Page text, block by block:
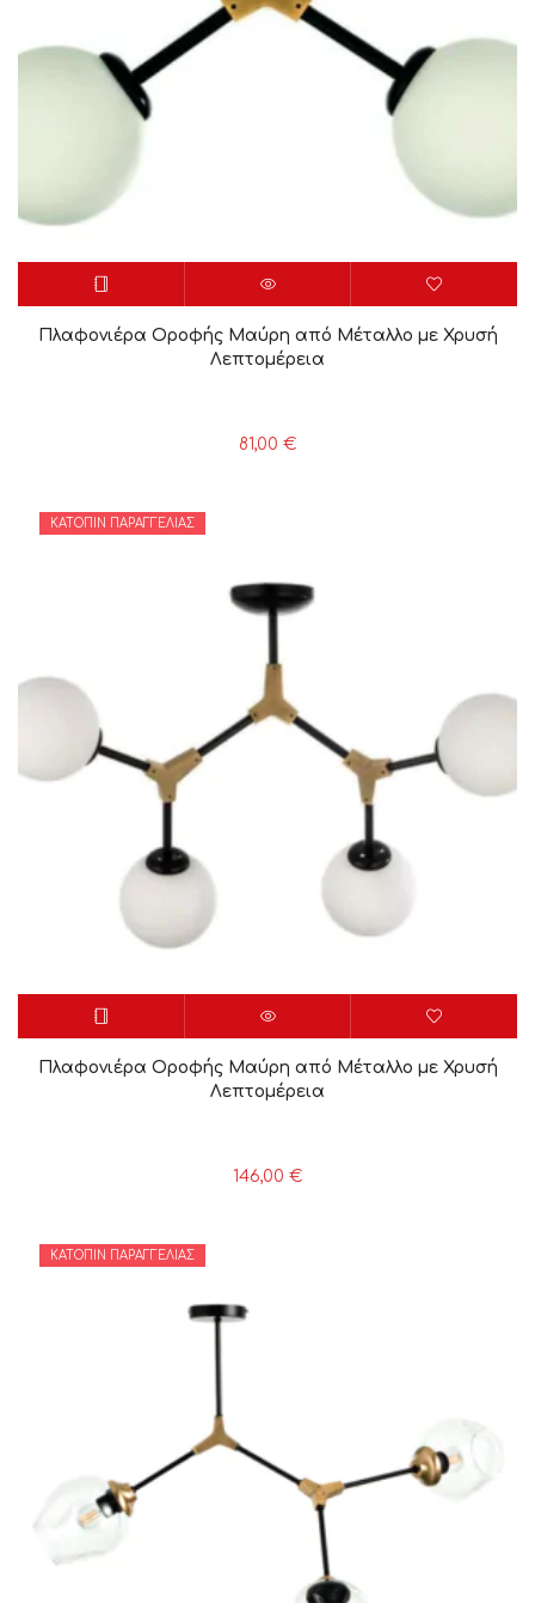
Πλαφονιέρα Οροφής Μαύρη από Μέταλλο με Χρυσή
Λεπτομέρεια
81,00 €
ΚΑΤΌΠΙΝ ΠΑΡΑΓΓΕΛΊΑΣ
Πλαφονιέρα Οροφής Μαύρη από Μέταλλο με Χρυσή
Λεπτομέρεια
146,00 €
ΚΑΤΌΠΙΝ ΠΑΡΑΓΓΕΛΊΑΣ